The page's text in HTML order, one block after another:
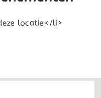
locatie</li>